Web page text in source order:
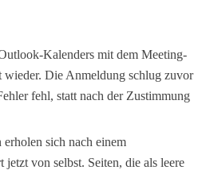
Kalenders mit dem Meeting-
Die Anmeldung schlug zuvor
fehl, statt nach der Zustimmung
sich nach einem
jetzt von selbst. Seiten, die als leere